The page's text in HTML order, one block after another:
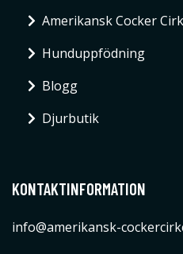
Amerikansk Cocker
Hunduppfödning
Blogg
Djurbutik
KONTAKTINFORMATION
info@amerikansk-